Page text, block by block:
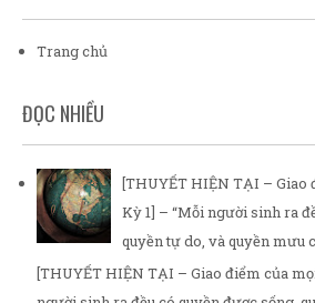
Trang chủ
ĐỌC NHIỀU
[THUYẾT HIỆN TẠI – Giao
Kỳ 1] – “Mỗi người sinh ra
quyền tự do, và quyền mưu
[THUYẾT HIỆN TẠI – Giao điểm của